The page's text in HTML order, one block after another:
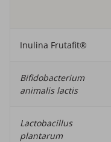
Inulina Frutafit®
Bifidobacterium
animalis lactis
Lactobacillus
plantarum